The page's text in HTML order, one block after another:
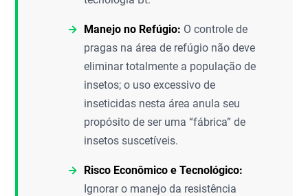
Manejo no Refúgio: O controle de
pragas na área de refúgio não deve
eliminar totalmente a população de
insetos; o uso excessivo de
inseticidas nesta área anula seu
propósito de ser uma “fábrica” de
insetos suscetíveis.
Risco Econômico e Tecnológico:
Ignorar o manejo da resistência